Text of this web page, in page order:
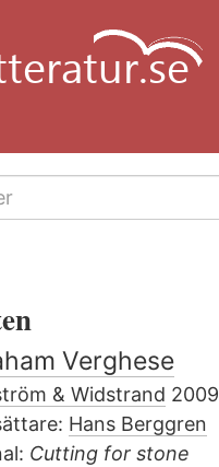
Verghese
& Widstrand 2009
Hans Berggren
Cutting for stone